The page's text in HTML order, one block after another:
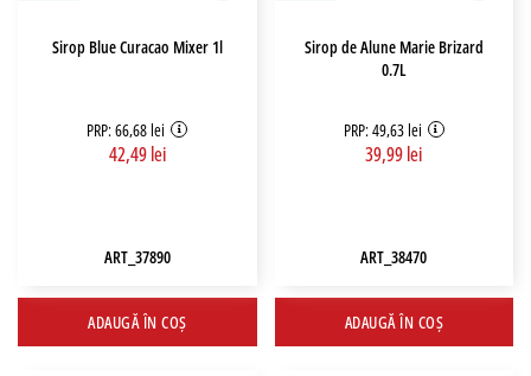
Sirop Blue Curacao Mixer 1l
PRP: 66,68 lei
42,49 lei
ART_37890
ADAUGĂ ÎN COȘ
Sirop de Alune Marie Brizard
0.7L
PRP: 49,63 lei
39,99 lei
ART_38470
ADAUGĂ ÎN COȘ